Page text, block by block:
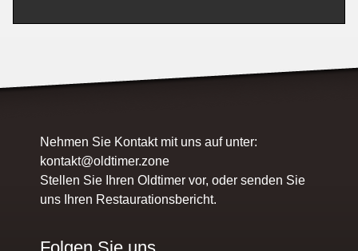
Nehmen Sie Kontakt mit uns auf unter:
kontakt@oldtimer.zone
Stellen Sie Ihren Oldtimer vor, oder senden Sie
uns Ihren Restaurationsbericht.